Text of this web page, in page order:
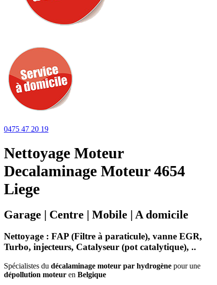
0475 47 20 19
Nettoyage Moteur
Decalaminage Moteur 4654
Liege
Garage | Centre | Mobile | A domicile
Nettoyage : FAP (Filtre à paraticule), vanne EGR,
Turbo, injecteurs, Catalyseur (pot catalytique), ..
Spécialistes du décalaminage moteur par hydrogène pour une
dépollution moteur en Belgique